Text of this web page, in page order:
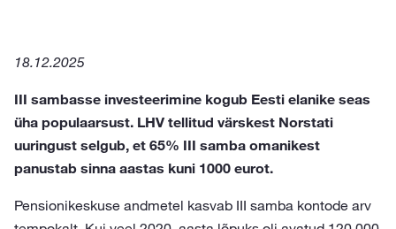
18.12.2025
III sambasse investeerimine kogub Eesti elanike seas
üha populaarsust. LHV tellitud värskest Norstati
uuringust selgub, et 65% III samba omanikest
panustab sinna aastas kuni 1000 eurot.
Pensionikeskuse andmetel kasvab III samba kontode arv